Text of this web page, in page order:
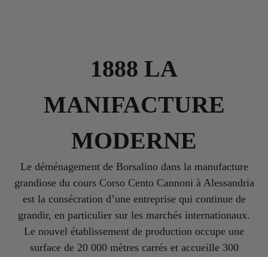
1888 LA
MANIFACTURE
MODERNE
Le déménagement de Borsalino dans la manufacture
grandiose du cours Corso Cento Cannoni à Alessandria
est la consécration d’une entreprise qui continue de
grandir, en particulier sur les marchés internationaux.
Le nouvel établissement de production occupe une
surface de 20 000 mètres carrés et accueille 300